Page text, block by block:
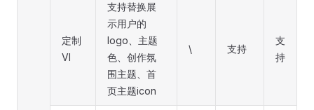
定制
VI
支持替换展
示用户的
logo、主题
色、创作氛
围主题、首
页主题icon
\ 支持
支
持